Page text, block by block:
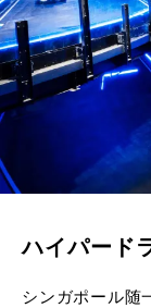
ハイパード
シンガポール随